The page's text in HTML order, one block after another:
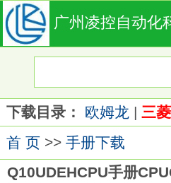
广州凌控自动化
下载目录： 欧姆龙 | 三菱
首 页>> 手册下载
Q10UDEHCPU手册